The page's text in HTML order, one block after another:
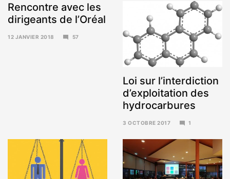
Rencontre avec les
dirigeants de l’Oréal
12 JANVIER 2018
57
Loi sur l’interdiction
d’exploitation des
hydrocarbures
3 OCTOBRE 2017
2017
1